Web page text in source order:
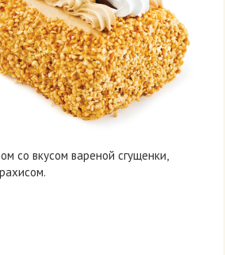
со вкусом вареной сгущенки,